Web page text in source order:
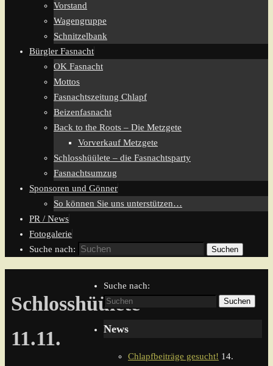
Vorstand
Wagengruppe
Schnitzelbank
Bürgler Fasnacht
OK Fasnacht
Mottos
Fasnachtszeitung Chlapf
Beizenfasnacht
Back to the Roots – Die Metzgete
Vorverkauf Metzgete
Schlosshüülete – die Fasnachtsparty
Fasnachtsumzug
Sponsoren und Gönner
So können Sie uns unterstützen…
PR / News
Fotogalerie
Suche nach:
Suchen
Schlosshüülete
11.11.
Suche nach:
Suchen
News
Chlapfbeiträge gesucht! 14.